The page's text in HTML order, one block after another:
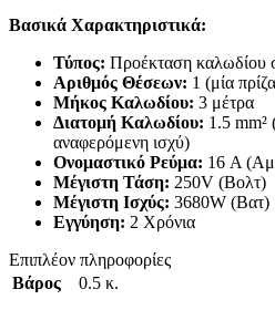
Βασικά Χαρακτηριστικά:
Τύπος: Προέκταση καλωδίου
Αριθμός Θέσεων: 1 (μία
Μήκος Καλωδίου: 3 μέτρα
Διατομή Καλωδίου: 1.5 mm²
αναφερόμενη ισχύ)
Ονομαστικό Ρεύμα: 16 A
Μέγιστη Τάση: 250V (Βολτ)
Μέγιστη Ισχύς: 3680W (Βατ)
Εγγύηση: 2 Χρόνια
Επιπλέον πληροφορίες
Βάρος
0.5 κ.